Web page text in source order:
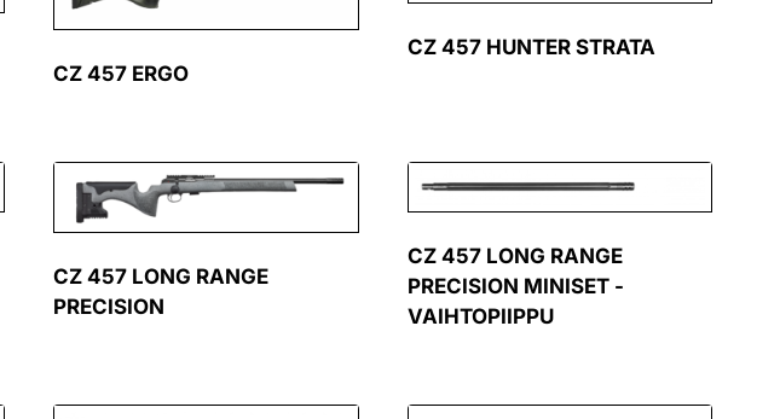
CZ 457 ERGO
CZ 457 HUNTER STRATA
CZ 457 LONG RANGE
PRECISION
CZ 457 LONG RANGE
PRECISION MINISET -
VAIHTOPIIPPU